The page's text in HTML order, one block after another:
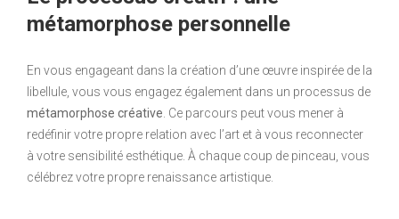
métamorphose personnelle
En vous engageant dans la création d’une œuvre inspirée de la
libellule, vous vous engagez également dans un processus de
métamorphose créative . Ce parcours peut vous mener à
redéfinir votre propre relation avec l’art et à vous reconnecter
à votre sensibilité esthétique. À chaque coup de pinceau, vous
célébrez votre propre renaissance artistique.